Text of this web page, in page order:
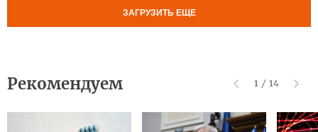
ЗАГРУЗИТЬ ЕЩЕ
Рекомендуем 1 / 14